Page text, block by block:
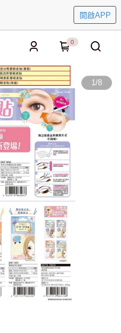
開啟APP
0
1/8